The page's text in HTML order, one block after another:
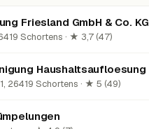
Friesland GmbH & Co. KG
Schortens · ★ 3,7 (47)
26419 Schortens · ★ 5 (49)